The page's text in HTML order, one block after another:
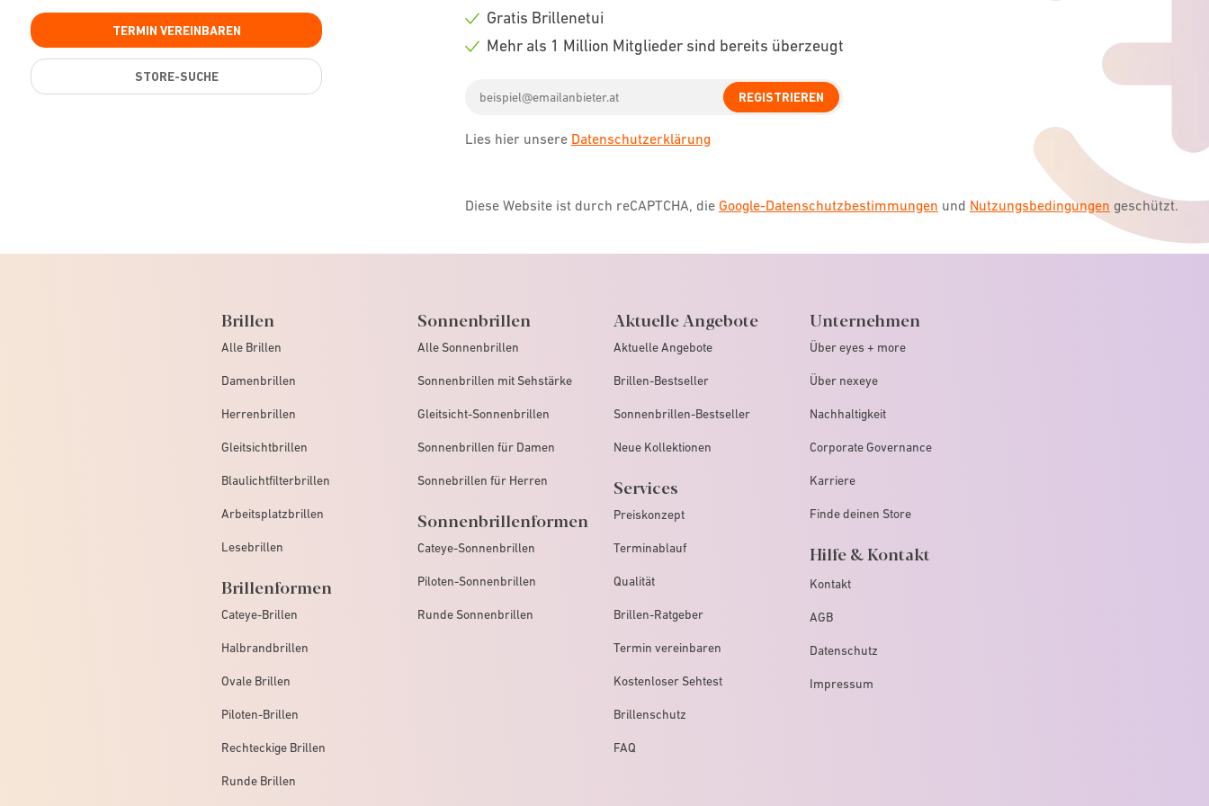
TERMIN VEREINBAREN
STORE-SUCHE
Check
Check
Gratis Brillenetui
Mehr als 1 Million Mitglieder sind bereits überzeugt
address
REGISTRIEREN
Lies hier unsere Datenschutzerklärung
Diese Website ist durch reCAPTCHA, die Google-Datenschutzbestimmungen und Nutzungsbedingungen geschützt.
Brillen
Alle Brillen
Damenbrillen
Herrenbrillen
Gleitsichtbrillen
Blaulichtfilterbrillen
Arbeitsplatzbrillen
Lesebrillen
Brillenformen
Cateye-Brillen
Halbrandbrillen
Ovale Brillen
Piloten-Brillen
Rechteckige Brillen
Runde Brillen
Sonnenbrillen
Alle Sonnenbrillen
Sonnenbrillen mit Sehstärke
Gleitsicht-Sonnenbrillen
Sonnenbrillen für Damen
Sonnebrillen für Herren
Sonnenbrillenformen
Cateye-Sonnenbrillen
Piloten-Sonnenbrillen
Runde Sonnenbrillen
Aktuelle Angebote
Aktuelle Angebote
Brillen-Bestseller
Sonnenbrillen-Bestseller
Neue Kollektionen
Services
Preiskonzept
Terminablauf
Qualität
Brillen-Ratgeber
Termin vereinbaren
Kostenloser Sehtest
Brillenschutz
FAQ
Unternehmen
Über eyes + more
Über nexeye
Nachhaltigkeit
Corporate Governance
Karriere
Finde deinen Store
Hilfe & Kontakt
Kontakt
AGB
Datenschutz
Impressum